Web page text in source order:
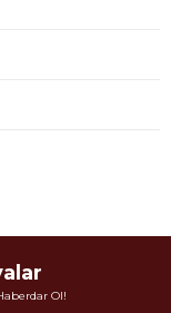
Ol!